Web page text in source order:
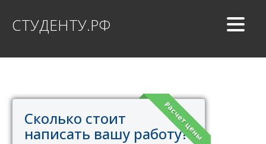
СТУДЕНТУ.РФ
Расчет цены
Сколько стоит
написать вашу работу?